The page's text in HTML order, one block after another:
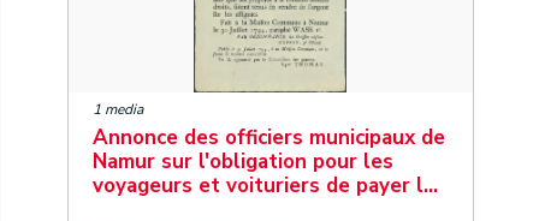
1 media
Annonce des officiers municipaux de
Namur sur l'obligation pour les
voyageurs et voituriers de payer l…